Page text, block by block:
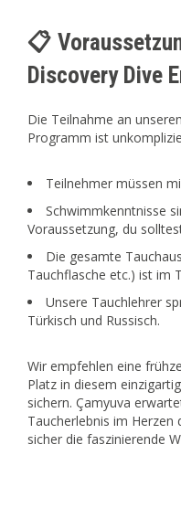
📋
Discovery Dive
Die Teilnahme an
Programm ist
Teilnehmer müssen
Schwimmkenntnisse
Voraussetzung, du
Die gesamte
Tauchflasche etc.) ist im
Unsere Tauchlehrer
Türkisch und Russisch.
Wir empfehlen eine
Platz in diesem
sichern. Çamyuva
Taucherlebnis im
sicher die faszinierende